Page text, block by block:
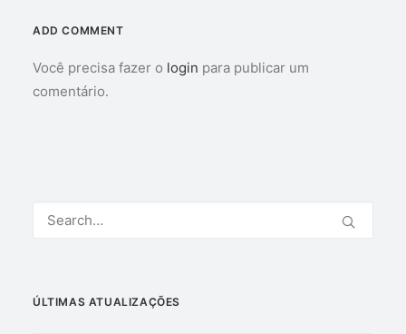
ADD COMMENT
Você precisa fazer o login para publicar um
comentário.
ÚLTIMAS ATUALIZAÇÕES